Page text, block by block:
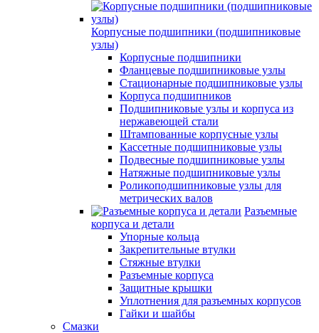
Корпусные подшипники (подшипниковые
узлы)
Корпусные подшипники
Фланцевые подшипниковые узлы
Стационарные подшипниковые узлы
Корпуса подшипников
Подшипниковые узлы и корпуса из
нержавеющей стали
Штампованные корпусные узлы
Кассетные подшипниковые узлы
Подвесные подшипниковые узлы
Натяжные подшипниковые узлы
Роликоподшипниковые узлы для
метрических валов
Разъемные
корпуса и детали
Упорные кольца
Закрепительные втулки
Стяжные втулки
Разъемные корпуса
Защитные крышки
Уплотнения для разъемных корпусов
Гайки и шайбы
Смазки